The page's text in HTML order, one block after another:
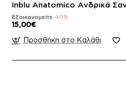
Inblu Anatomico Ανδρικά
Εξοικονομείτε-40%
15,00€
Προσθήκη στο Καλάθι